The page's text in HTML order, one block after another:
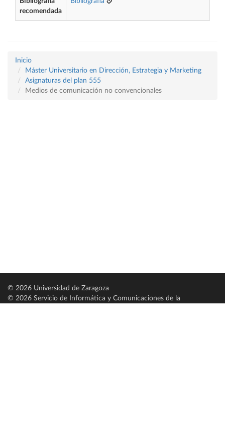
recomendada
Inicio
Máster Universitario en Dirección, Estrategia y Marketing
Asignaturas del plan 555
Medios de comunicación no convencionales
© 2026 Universidad de Zaragoza
© 2026 Servicio de Informática y Comunicaciones de la